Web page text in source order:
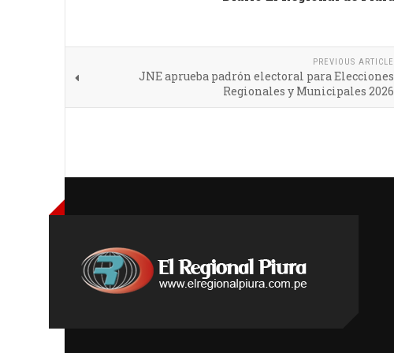
PREVIOUS ARTICLE
JNE aprueba padrón electoral para Elecciones
Regionales y Municipales 2026